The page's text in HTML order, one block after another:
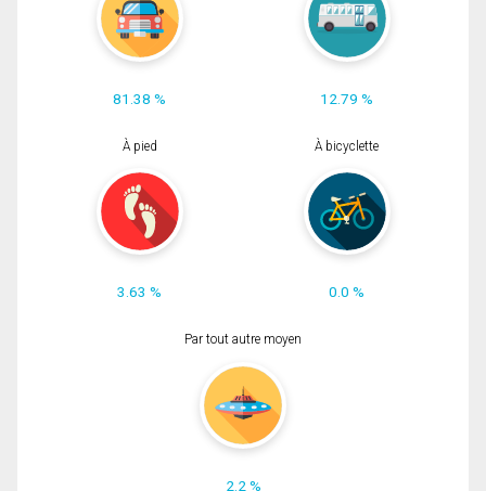
81.38 % 12.79 %
À pied
3.63 %
À bicyclette
0.0 %
Par tout autre moyen
2.2 %